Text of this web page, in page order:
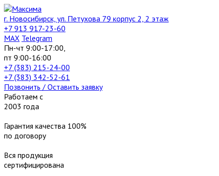
г. Новосибирск, ул. Петухова 79 корпус 2, 2 этаж
+7 913 917-23-60
МАХ Telegram
Пн-чт 9:00-17:00,
пт 9:00-16:00
+7 (383) 215-24-00
+7 (383) 342-52-61
Позвонить / Оставить заявку
Работаем с
2003 года
Гарантия качества 100%
по договору
Вся продукция
сертифицирована